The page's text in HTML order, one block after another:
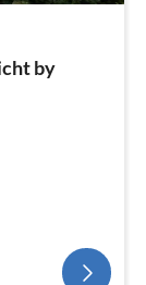
by